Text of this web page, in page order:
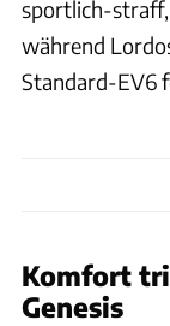
sportlich-straff,
während
Standard-EV6
Komfort
Genesis